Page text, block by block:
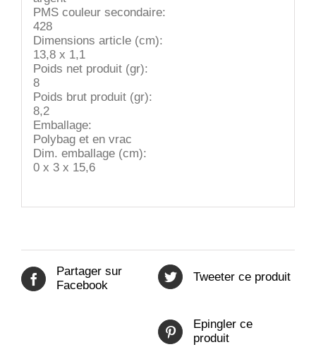
PMS couleur secondaire:
428
Dimensions article (cm):
13,8 x 1,1
Poids net produit (gr):
8
Poids brut produit (gr):
8,2
Emballage:
Polybag et en vrac
Dim. emballage (cm):
0 x 3 x 15,6
Partager sur
Facebook
Tweeter ce produit
Epingler ce
produit